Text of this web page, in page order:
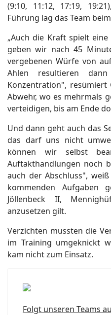
(9:10, 11:12, 17:19,
Führung lag das Team
„Auch die Kraft spielt
geben wir nach 45
vergebenen Würfe von
Ahlen resultieren
Konzentration",
Abwehr, wo es mehrmals
verteidigen, bis am Ende
Und dann geht auch das
das darf uns nicht
können wir selbst
Auftakthandlungen noch
auch der Abschluss",
kommenden Aufgaben
Jöllenbeck II,
anzusetzen gilt.
Verzichten mussten die
im Training umgeknickt
kam nicht zum Einsatz.
Folgt unseren Teams